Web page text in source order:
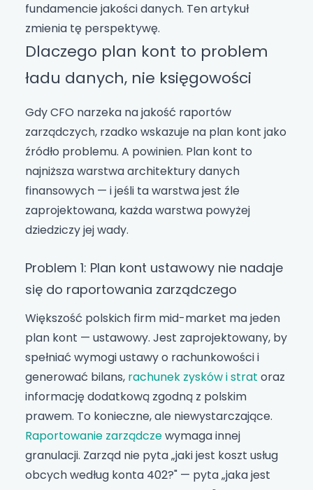
fundamencie jakości danych. Ten artykuł
zmienia tę perspektywę.
Dlaczego plan kont to problem
ładu danych, nie księgowości
Gdy CFO narzeka na jakość raportów
zarządczych, rzadko wskazuje na plan kont jako
źródło problemu. A powinien. Plan kont to
najniższa warstwa architektury danych
finansowych — i jeśli ta warstwa jest źle
zaprojektowana, każda warstwa powyżej
dziedziczy jej wady.
Problem 1: Plan kont ustawowy nie nadaje
się do raportowania zarządczego
Większość polskich firm mid-market ma jeden
plan kont — ustawowy. Jest zaprojektowany, by
spełniać wymogi ustawy o rachunkowości i
generować bilans, rachunek zysków i strat oraz
informację dodatkową zgodną z polskim
prawem. To konieczne, ale niewystarczające.
Raportowanie zarządczewymaga innej
granulacji. Zarząd nie pyta „jaki jest koszt usług
obcych według konta 402?" — pyta „jaka jest